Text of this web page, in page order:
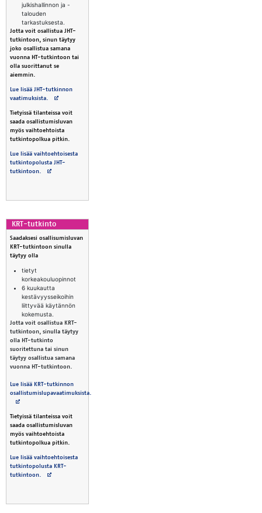
julkishallinnon ja -
talouden
tarkastuksesta.
Jotta voit osallistua JHT-
tutkintoon, sinun täytyy
joko osallistua samana
vuonna HT-tutkintoon tai
olla suorittanut se
aiemmin.
Lue lisää JHT-tutkinnon
vaatimuksista.
Avautuu uuteen välilehteen
Tietyissä tilanteissa voit
saada osallistumisluvan
myös vaihtoehtoista
tutkintopolkua pitkin.
Lue lisää vaihtoehtoisesta
tutkintopolusta JHT-
tutkintoon.
Avautuu uuteen välilehteen
KRT-tut­kinto
Saadaksesi osallisumisluvan
KRT-tutkintoon sinulla
täytyy olla
tietyt
korkeakouluopinnot
6 kuukautta
kestävyysseikoihin
liittyvää käytännön
kokemusta.
Jotta voit osallistua KRT-
tutkintoon, sinulla täytyy
olla HT-tutkinto
suoritettuna tai sinun
täytyy osallistua samana
vuonna HT-tutkintoon.
Lue lisää KRT-tutkinnon
osallistumislupavaatimuksista.
Avautuu uuteen välilehteen
Tietyissä tilanteissa voit
saada osallistumisluvan
myös vaihtoehtoista
tutkintopolkua pitkin.
Lue lisää vaihtoehtoisesta
tutkintopolusta KRT-
tutkintoon.
Avautuu uuteen välilehteen